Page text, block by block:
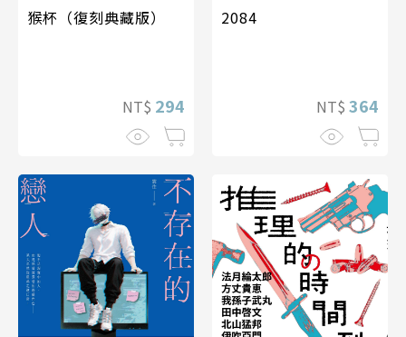
猴杯（復刻典藏版）
NT$ 294
2084
NT$ 364